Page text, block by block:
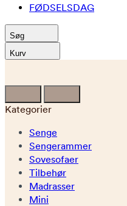
FØDSELSDAG
Søg
Kurv
Kategorier
Senge
Sengerammer
Sovesofaer
Tilbehør
Madrasser
Mini